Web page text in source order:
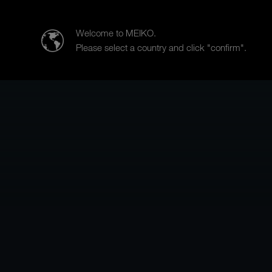
Welcome to MEIKO.
Please select a country and click "confirm".